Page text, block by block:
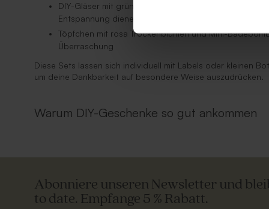
DIY-Gläser mit grünem, rosa oder gelbem Badesalz,
Entspannung dienen
Töpfchen mit rosa Trockenblumen und Mini-
Überraschung
Diese Sets lassen sich individuell mit Labels oder kleinen
um deine Dankbarkeit auf besondere Weise auszudrücken.
Warum DIY-Geschenke so gut ankommen
Abonniere unseren Newsletter und
to date. Empfange 5 % Rabatt.